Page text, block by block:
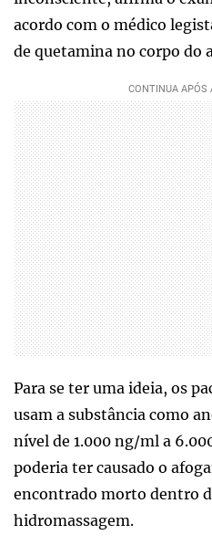
acordo com o médico
de quetamina no corpo do
Para se ter uma ideia, os
usam a substância como
nível de 1.000 ng/ml a
poderia ter causado o
encontrado morto dentro
hidromassagem.